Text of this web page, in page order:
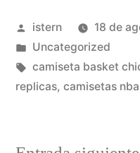
Publicado
por
istern
18 de
Publicado
en
Uncategorized
Etiquetas:
camiseta basket
replicas, camisetas